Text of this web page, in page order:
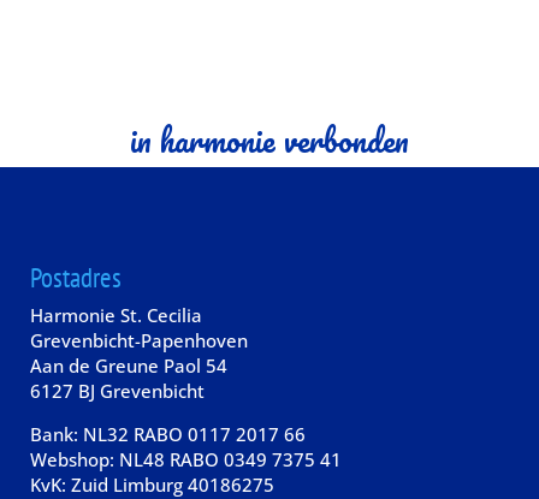
in harmonie verbonden
Postadres
Harmonie St. Cecilia
Grevenbicht-Papenhoven
Aan de Greune Paol 54
6127 BJ Grevenbicht
Bank: NL32 RABO 0117 2017 66
Webshop: NL48 RABO 0349 7375 41
KvK: Zuid Limburg 40186275